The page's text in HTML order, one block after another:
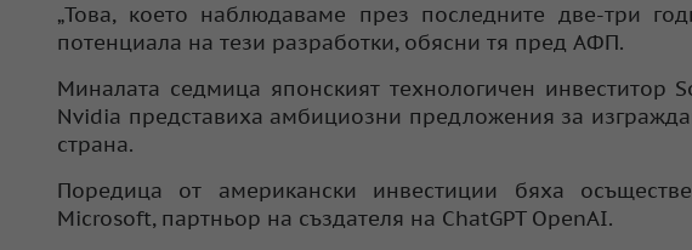
„Това, което наблюдаваме през последните две-три
потенциала на тези разработки, обясни тя пред АФП.
Миналата седмица японският технологичен инвеститор
Nvidia представиха амбициозни предложения за
страна.
Поредица от американски инвестиции бяха
Microsoft, партньор на създателя на ChatGPT OpenAI.